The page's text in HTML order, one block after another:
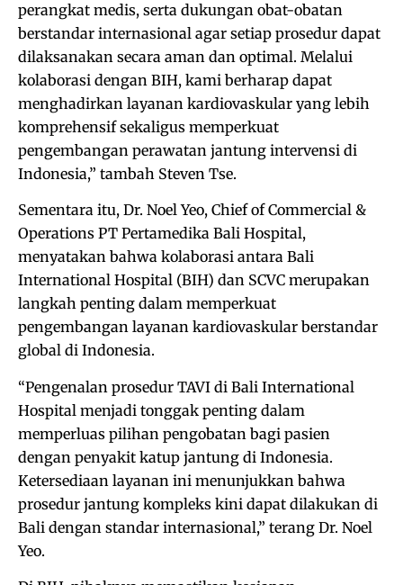
perangkat medis, serta dukungan obat-obatan
berstandar internasional agar setiap prosedur dapat
dilaksanakan secara aman dan optimal. Melalui
kolaborasi dengan BIH, kami berharap dapat
menghadirkan layanan kardiovaskular yang lebih
komprehensif sekaligus memperkuat
pengembangan perawatan jantung intervensi di
Indonesia,” tambah Steven Tse.
Sementara itu, Dr. Noel Yeo, Chief of Commercial &
Operations PT Pertamedika Bali Hospital,
menyatakan bahwa kolaborasi antara Bali
International Hospital (BIH) dan SCVC merupakan
langkah penting dalam memperkuat
pengembangan layanan kardiovaskular berstandar
global di Indonesia.
“Pengenalan prosedur TAVI di Bali International
Hospital menjadi tonggak penting dalam
memperluas pilihan pengobatan bagi pasien
dengan penyakit katup jantung di Indonesia.
Ketersediaan layanan ini menunjukkan bahwa
prosedur jantung kompleks kini dapat dilakukan di
Bali dengan standar internasional,” terang Dr. Noel
Yeo.